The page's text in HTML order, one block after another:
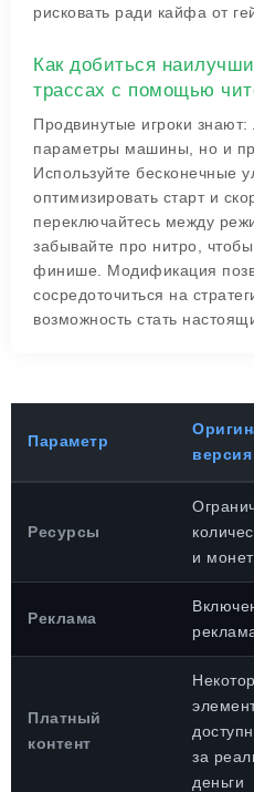
рисковать ради кайфа от
Как добиться
трассах с помощью
Продвинутые игроки
параметры машины, но и
Используйте бесконечные
оптимизировать старт и
переключайтесь между
забывайте про нитро,
финише. Модификация
сосредоточиться на
возможность стать
Параметр
версия
Ресурсы
и монет
Реклама
Платный
контент
за
деньги